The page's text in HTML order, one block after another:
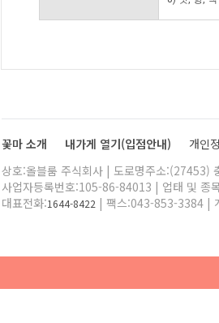
꽃마 소개 내가게 열기(입점안내) 개인
상호:올블룸 주식회사 | 도로명주소:(27453)
사업자등록번호:105-86-84013 | 업태 및 종
대표전화:1644-8422 | 팩스:043-853-3384 |